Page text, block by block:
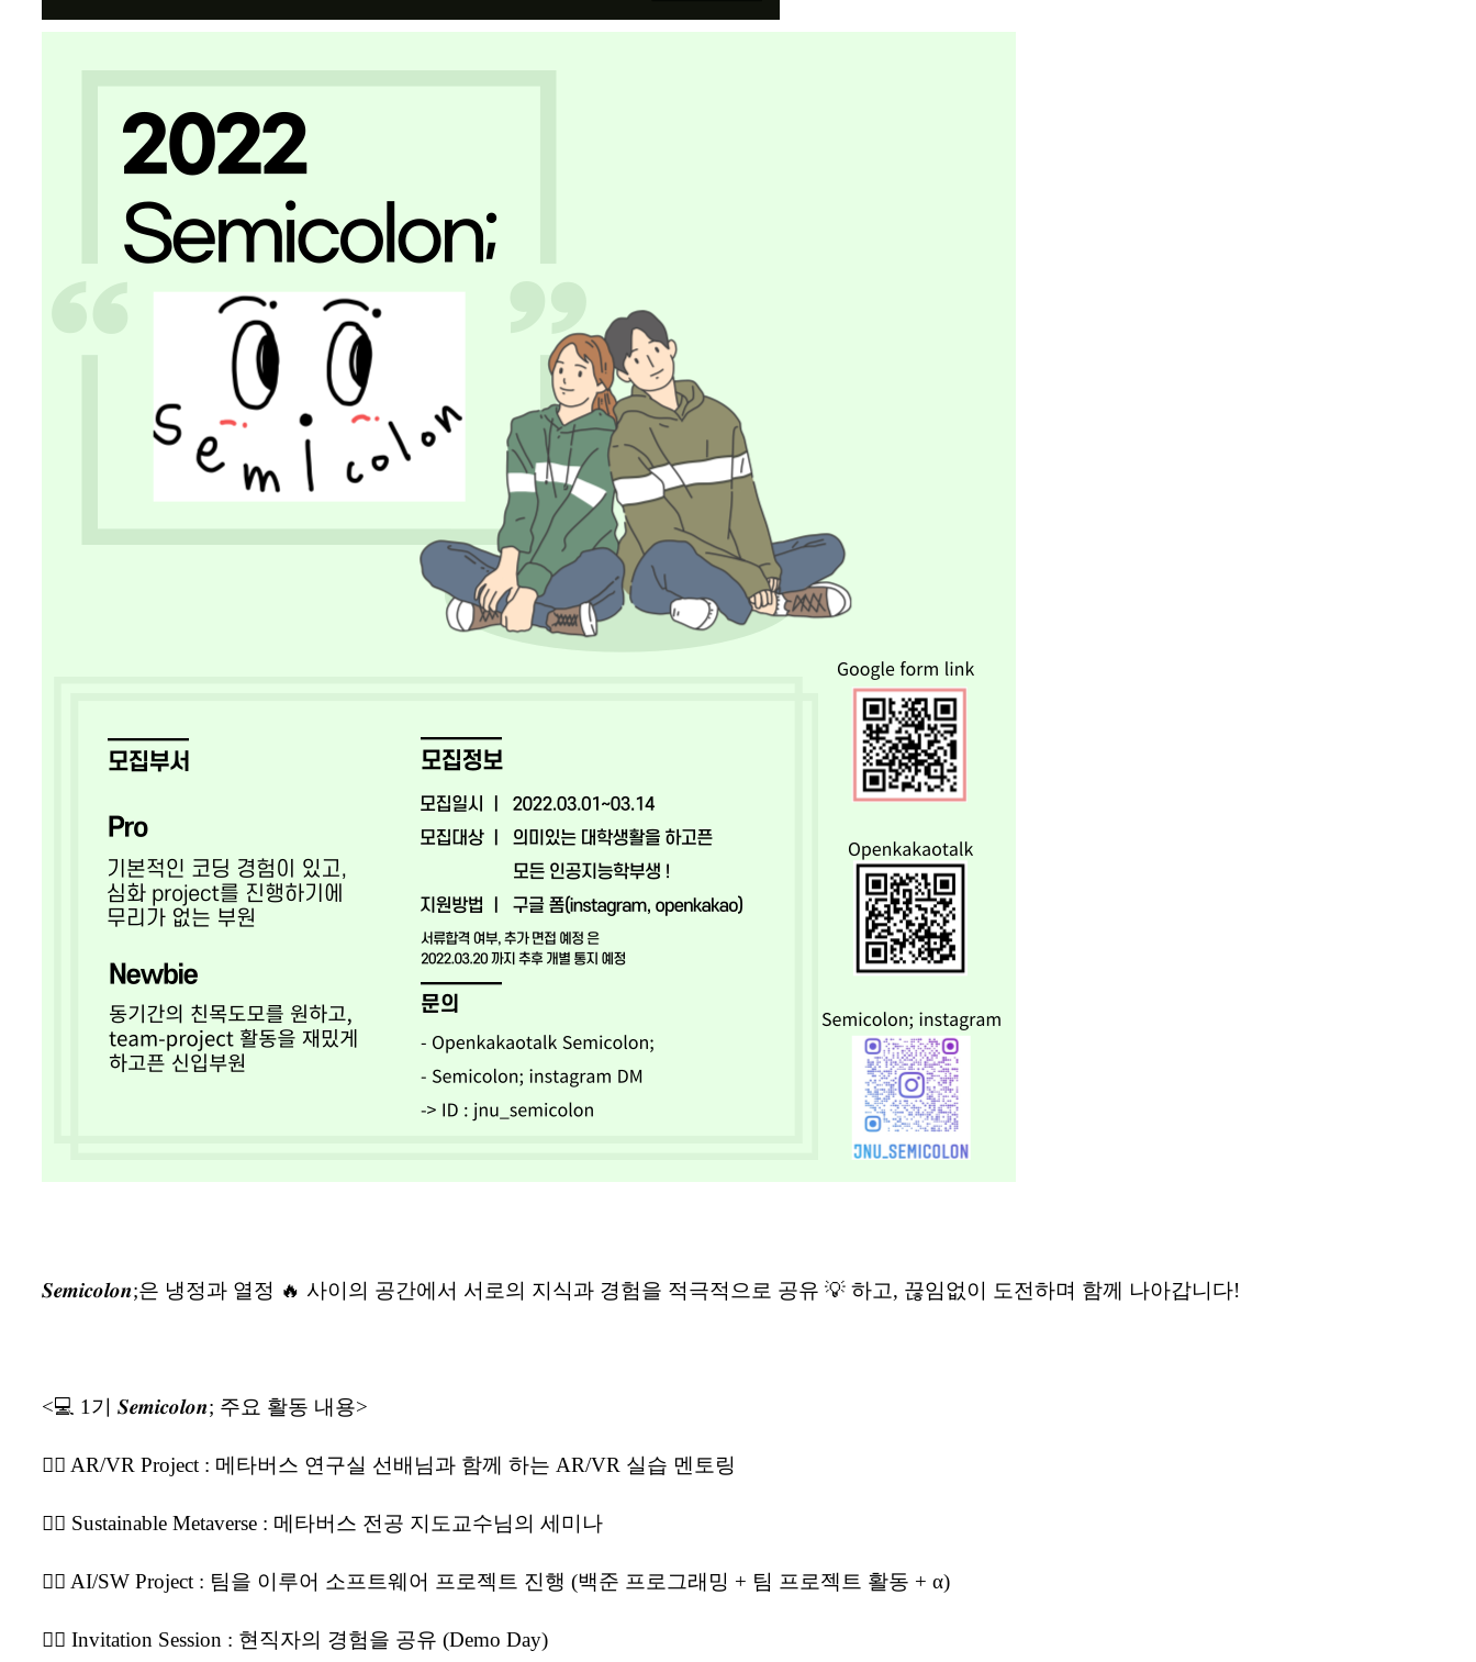
𝑺𝒆𝒎𝒊𝒄𝒐𝒍𝒐𝒏;은 냉정과 열정 🔥 사이의 공간에서 서로의 지식과 경험을 적극적으로 공유 💡 하고, 끊임없이 도전하며 함께 나아갑니다!
<💻 1기 𝑺𝒆𝒎𝒊𝒄𝒐𝒍𝒐𝒏; 주요 활동 내용>
👉🏻 AR/VR Project : 메타버스 연구실 선배님과 함께 하는 AR/VR 실습 멘토링
👉🏻 Sustainable Metaverse : 메타버스 전공 지도교수님의 세미나
👉🏻 AI/SW Project : 팀을 이루어 소프트웨어 프로젝트 진행 (백준 프로그래밍 + 팀 프로젝트 활동 + α)
👉🏻 Invitation Session : 현직자의 경험을 공유 (Demo Day)